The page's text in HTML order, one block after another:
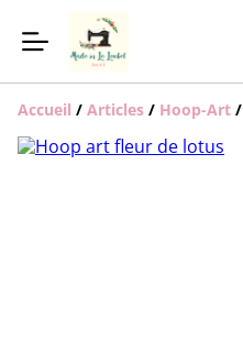
Accueil / Articles / Hoop-Art /